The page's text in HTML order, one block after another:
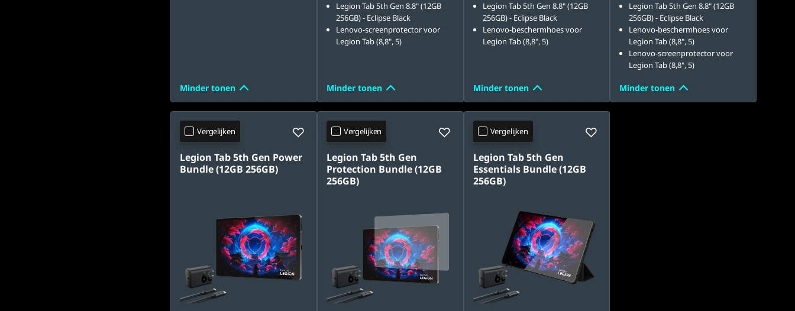
Minder tonen
Legion Tab 5th Gen 8.8" (12GB
256GB) - Eclipse Black
Lenovo-screenprotector voor
Legion Tab (8,8", 5)
Minder tonen
Legion Tab 5th Gen 8.8" (12GB
256GB) - Eclipse Black
Lenovo-beschermhoes voor
Legion Tab (8,8", 5)
Minder tonen
Legion Tab 5th Gen 8.8" (12GB
256GB) - Eclipse Black
Lenovo-beschermhoes voor
Legion Tab (8,8", 5)
Lenovo-screenprotector voor
Legion Tab (8,8", 5)
Minder tonen
Vergelijken
Legion Tab 5th Gen Power
Bundle (12GB 256GB)
Vergelijken
Legion Tab 5th Gen
Protection Bundle (12GB
256GB)
Vergelijken
Legion Tab 5th Gen
Essentials Bundle (12GB
256GB)